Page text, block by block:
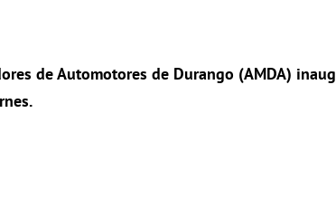
de Automotores de Durango (AMDA)